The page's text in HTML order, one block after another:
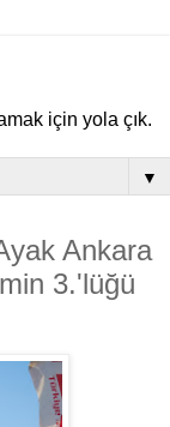
için yola çık.
▼
Ankara
3.'lüğü